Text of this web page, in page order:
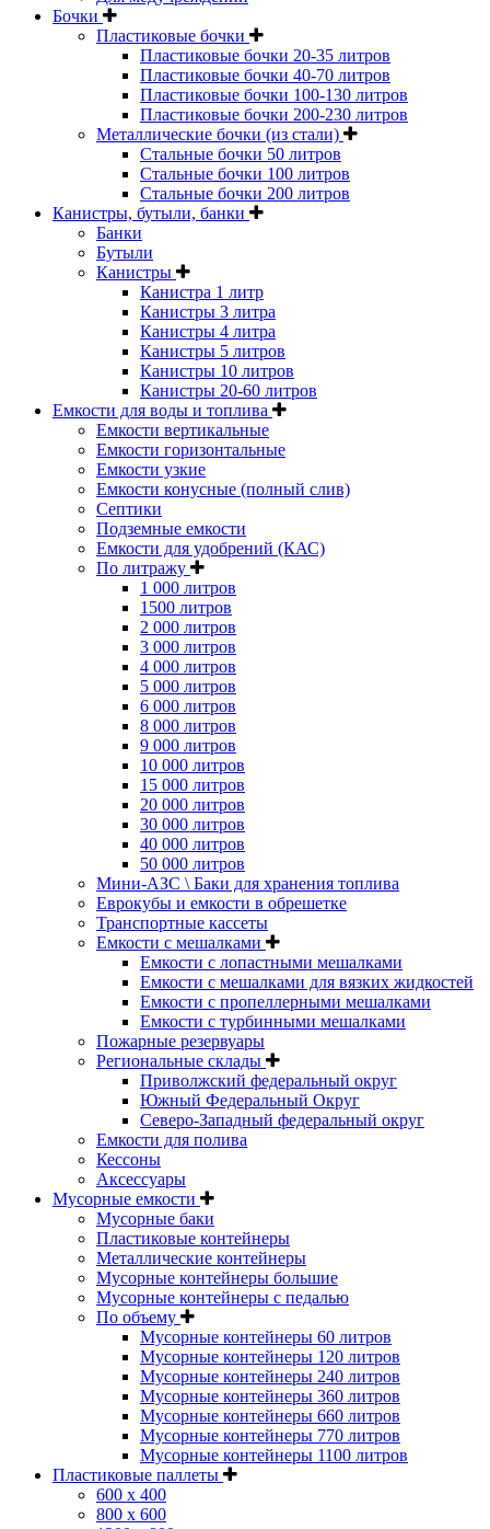
Бочки
Пластиковые бочки
Пластиковые бочки 20-35 литров
Пластиковые бочки 40-70 литров
Пластиковые бочки 100-130 литров
Пластиковые бочки 200-230 литров
Металлические бочки (из стали)
Стальные бочки 50 литров
Стальные бочки 100 литров
Стальные бочки 200 литров
Канистры, бутыли, банки
Банки
Бутыли
Канистры
Канистра 1 литр
Канистры 3 литра
Канистры 4 литра
Канистры 5 литров
Канистры 10 литров
Канистры 20-60 литров
Емкости для воды и топлива
Емкости вертикальные
Емкости горизонтальные
Емкости узкие
Емкости конусные (полный слив)
Септики
Подземные емкости
Емкости для удобрений (КАС)
По литражу
1 000 литров
1500 литров
2 000 литров
3 000 литров
4 000 литров
5 000 литров
6 000 литров
8 000 литров
9 000 литров
10 000 литров
15 000 литров
20 000 литров
30 000 литров
40 000 литров
50 000 литров
Мини-АЗС \ Баки для хранения топлива
Еврокубы и емкости в обрешетке
Транспортные кассеты
Емкости с мешалками
Емкости с лопастными мешалками
Емкости с мешалками для вязких жидкостей
Емкости с пропеллерными мешалками
Емкости с турбинными мешалками
Пожарные резервуары
Региональные склады
Приволжский федеральный округ
Южный Федеральный Округ
Северо-Западный федеральный округ
Емкости для полива
Кессоны
Аксессуары
Мусорные емкости
Мусорные баки
Пластиковые контейнеры
Металлические контейнеры
Мусорные контейнеры большие
Мусорные контейнеры с педалью
По объему
Мусорные контейнеры 60 литров
Мусорные контейнеры 120 литров
Мусорные контейнеры 240 литров
Мусорные контейнеры 360 литров
Мусорные контейнеры 660 литров
Мусорные контейнеры 770 литров
Мусорные контейнеры 1100 литров
Пластиковые паллеты
600 х 400
800 х 600